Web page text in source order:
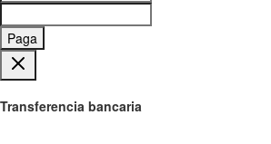
Paga
Transferencia bancaria